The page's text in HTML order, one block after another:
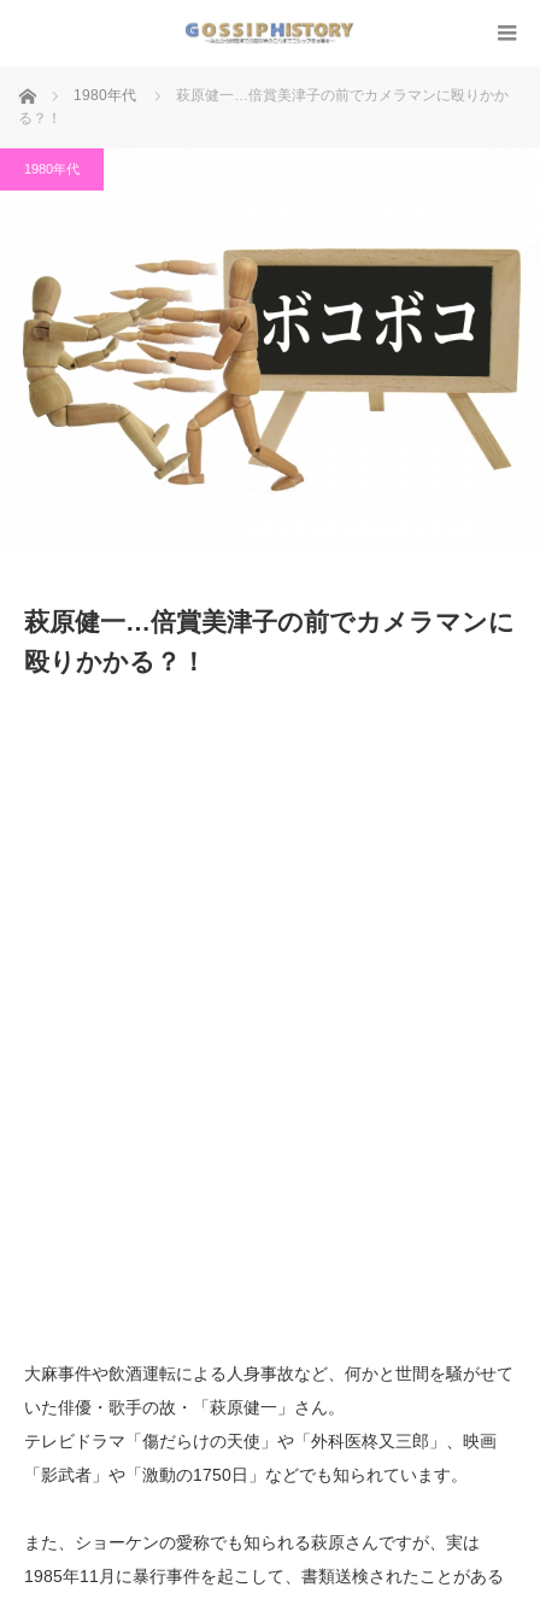
ホーム 1980年代
萩原健一…倍賞美津子の前でカメラマンに殴りかか
る？！
1980年代
萩原健一…倍賞美津子の前でカメラマンに
殴りかかる？！
大麻事件や飲酒運転による人身事故など、何かと世間を騒がせて
いた俳優・歌手の故・「萩原健一」さん。
テレビドラマ「傷だらけの天使」や「外科医柊又三郎」、映画
「影武者」や「激動の1750日」などでも知られています。
また、ショーケンの愛称でも知られる萩原さんですが、実は
1985年11月に暴行事件を起こして、書類送検されたことがある